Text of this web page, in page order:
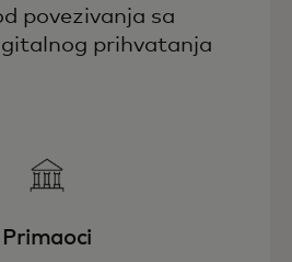
povezivanja sa
prihvatanja
Primaoci